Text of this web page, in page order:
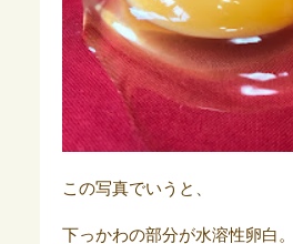
この写真でいうと、
下っかわの部分が水溶性卵白。